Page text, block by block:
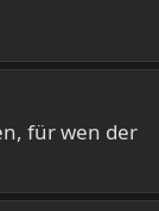
für wen der